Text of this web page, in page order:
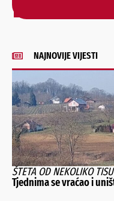
NAJNOVIJE VIJESTI
ŠTETA OD NEKOLIKO
Tjednima se vraćao i